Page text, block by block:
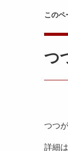
このペ
つ
つつ
詳細